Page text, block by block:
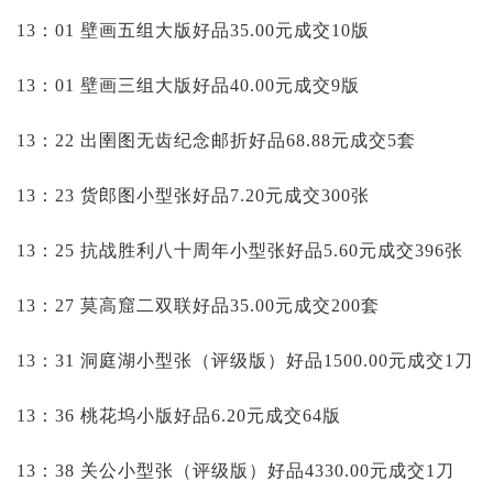
13：01 壁画五组大版好品35.00元成交10版
13：01 壁画三组大版好品40.00元成交9版
13：22 出圉图无齿纪念邮折好品68.88元成交5套
13：23 货郎图小型张好品7.20元成交300张
13：25 抗战胜利八十周年小型张好品5.60元成交396张
13：27 莫高窟二双联好品35.00元成交200套
13：31 洞庭湖小型张（评级版）好品1500.00元成交1刀
13：36 桃花坞小版好品6.20元成交64版
13：38 关公小型张（评级版）好品4330.00元成交1刀